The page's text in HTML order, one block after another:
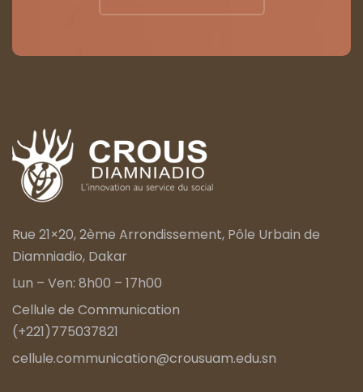
Rue 21×20, 2ème Arrondissement, Pôle Urbain de
Diamniadio, Dakar
Lun – Ven: 8h00 – 17h00
Cellule de Communication
(+221)775037821
cellule.communication@crousuam.edu.sn